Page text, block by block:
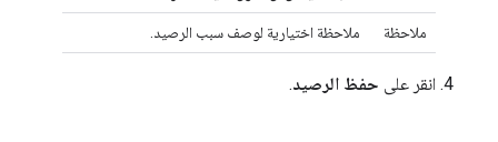
ملاحظة ملاحظة اختيارية لوصف سبب الرصيد.
انقر على حفظ الرصيد.